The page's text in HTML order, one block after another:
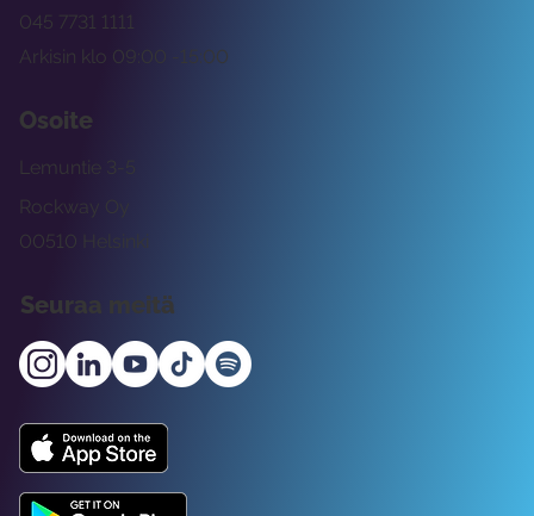
Arkisin klo 09:00 -15:00
045 7731 1111
Osoite
Rockway Oy
Lemuntie 3-5
00510 Helsinki
Seuraa meitä